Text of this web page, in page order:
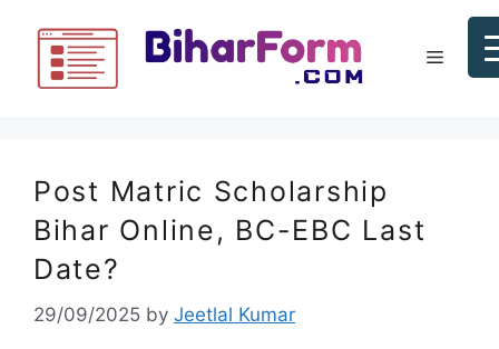
Post Matric Scholarship
Bihar Online, BC-EBC Last
Date?
29/09/2025 by Jeetlal Kumar